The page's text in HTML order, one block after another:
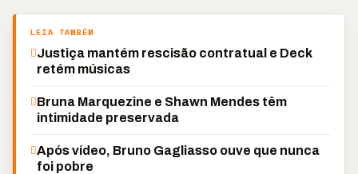
LEIA TAMBÉM
Justiça mantém rescisão contratual e Deck
retém músicas
Bruna Marquezine e Shawn Mendes têm
intimidade preservada
Após vídeo, Bruno Gagliasso ouve que nunca
foi pobre